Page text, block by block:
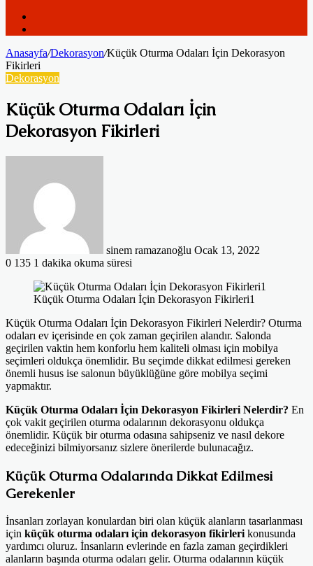
Anasayfa/Dekorasyon/Küçük Oturma Odaları İçin Dekorasyon
Fikirleri
Dekorasyon
Küçük Oturma Odaları İçin
Dekorasyon Fikirleri
sinem ramazanoğlu Ocak 13, 2022
0 135 1 dakika okuma süresi
Küçük Oturma Odaları İçin Dekorasyon Fikirleri1
Küçük Oturma Odaları İçin Dekorasyon Fikirleri Nelerdir? Oturma
odaları ev içerisinde en çok zaman geçirilen alandır. Salonda
geçirilen vaktin hem konforlu hem kaliteli olması için mobilya
seçimleri oldukça önemlidir. Bu seçimde dikkat edilmesi gereken
önemli husus ise salonun büyüklüğüne göre mobilya seçimi
yapmaktır.
Küçük Oturma Odaları İçin Dekorasyon Fikirleri Nelerdir? En
çok vakit geçirilen oturma odalarının dekorasyonu oldukça
önemlidir. Küçük bir oturma odasına sahipseniz ve nasıl dekore
edeceğinizi bilmiyorsanız sizlere önerilerde bulunacağız.
Küçük Oturma Odalarında Dikkat Edilmesi
Gerekenler
İnsanları zorlayan konulardan biri olan küçük alanların tasarlanması
için küçük oturma odaları için dekorasyon fikirleri konusunda
yardımcı oluruz. İnsanların evlerinde en fazla zaman geçirdikleri
alanların başında oturma odaları gelir. Oturma odalarının küçük